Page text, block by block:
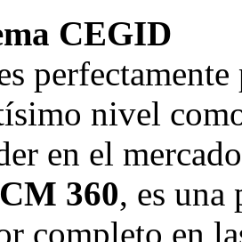
CEGID
nivel
en el
360, es una
completo en